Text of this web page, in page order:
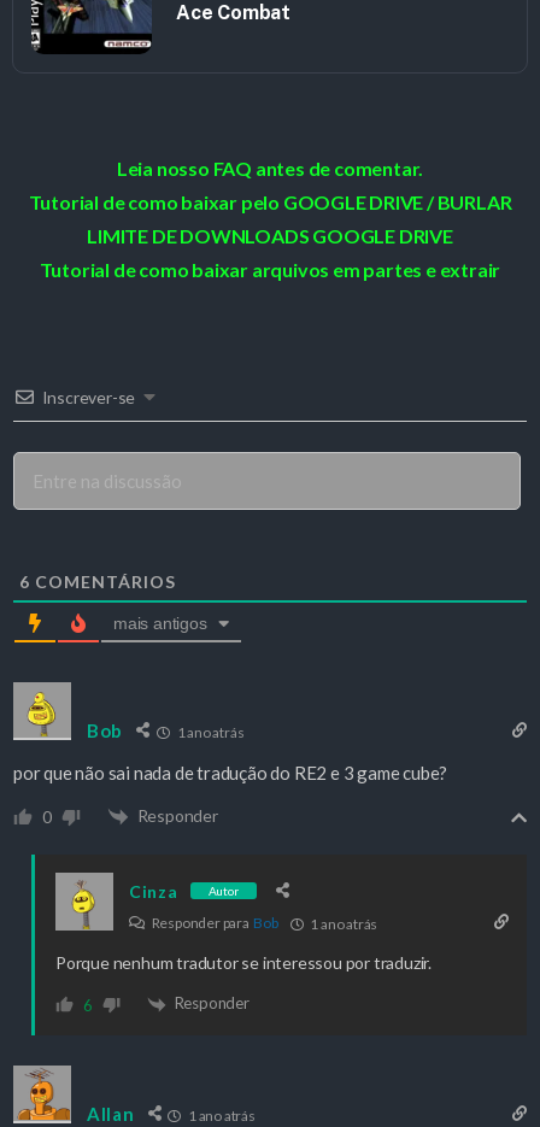
Ace Combat
Leia nosso FAQ antes de comentar.
Tutorial de como baixar pelo GOOGLE DRIVE / BURLAR
LIMITE DE DOWNLOADS GOOGLE DRIVE
Tutorial de como baixar arquivos em partes e extrair
Inscrever-se
6 COMENTÁRIOS
mais antigos
Bob 1 ano atrás
por que não sai nada de tradução do RE2 e 3 game cube?
0 Responder
Cinza Autor
Responder para Bob 1 ano atrás
Porque nenhum tradutor se interessou por traduzir.
6 Responder
Allan 1 ano atrás